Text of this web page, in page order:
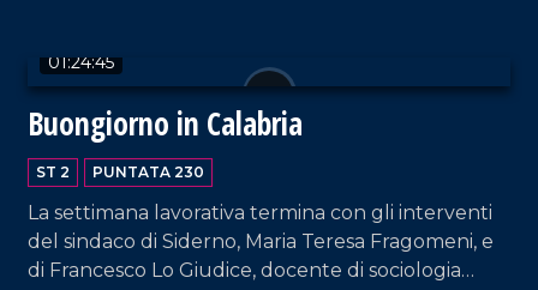
01:24:45
Buongiorno in Calabria
ST 2 PUNTATA 230
La settimana lavorativa termina con gli interventi
del sindaco di Siderno, Maria Teresa Fragomeni, e
di Francesco Lo Giudice, docente di sociologia